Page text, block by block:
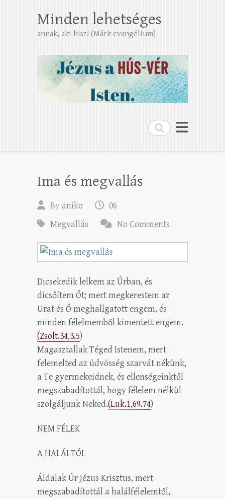
Search
Minden lehetséges
annak, aki hisz! (Márk evangélium)
Ima és megvallás
By aniko
06
Megvallás
No Comments
Dicsekedik lelkem az Úrban, és
dicsőítem Őt; mert megkerestem az
Urat és Ő meghallgatott engem, és
minden félelmemből kimentett engem.
(Zsolt.34,3.5)
Magasztallak Téged Istenem, mert
felemelted az üdvösség szarvát nékünk,
a Te gyermekeidnek, és ellenségeinktől
megszabadítottál, hogy félelem nélkül
szolgáljunk Neked.(Luk.1,69.74)
NEM FÉLEK
A HALÁLTÓL
Áldalak Úr Jézus Krisztus, mert
megszabadítottál a halálfélelemtől,